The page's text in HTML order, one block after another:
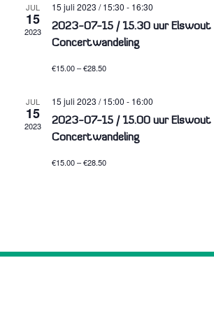
JUL
15
2023
15 juli 2023 / 15:30 - 16:30
2023-07-15 / 15.30 uur Elswout
Concertwandeling
€15.00 – €28.50
JUL
15
2023
15 juli 2023 / 15:00 - 16:00
2023-07-15 / 15.00 uur Elswout
Concertwandeling
€15.00 – €28.50